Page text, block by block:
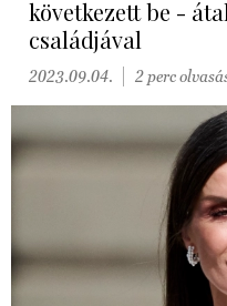
következett be -
családjával
2023.09.04. 2 perc